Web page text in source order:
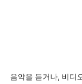
음악을 듣거나, 비디